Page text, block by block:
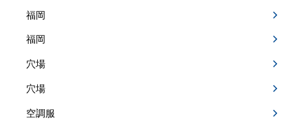
福岡
福岡
穴場
穴場
空調服